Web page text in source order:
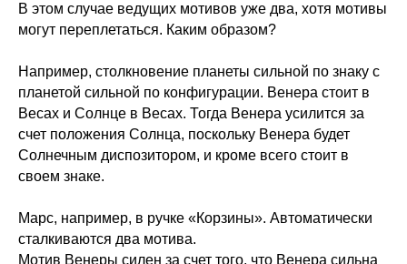
В этом случае ведущих мотивов уже два, хотя мотивы
могут переплетаться. Каким образом?
Например, столкновение планеты сильной по знаку с
планетой сильной по конфигурации. Венера стоит в
Весах и Солнце в Весах. Тогда Венера усилится за
счет положения Солнца, поскольку Венера будет
Солнечным диспозитором, и кроме всего стоит в
своем знаке.
Марс, например, в ручке «Корзины». Автоматически
сталкиваются два мотива.
Мотив Венеры силен за счет того, что Венера сильна